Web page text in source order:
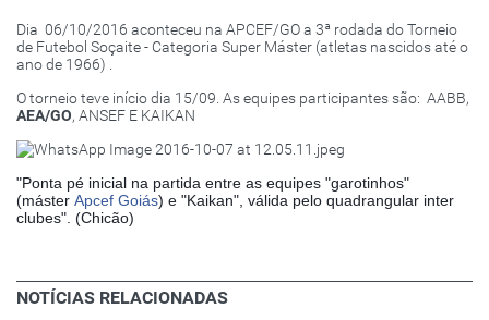
Dia 06/10/2016 aconteceu na APCEF/GO a 3ª rodada do Torneio
de Futebol Soçaite - Categoria Super Máster (atletas nascidos até o
ano de 1966) .
O torneio teve início dia 15/09. As equipes participantes são: AABB,
AEA/GO, ANSEF E KAIKAN
"Ponta pé inicial na partida entre as equipes "garotinhos"
(máster Apcef Goiás) e "Kaikan", válida pelo quadrangular inter
clubes". (Chicão)
NOTÍCIAS RELACIONADAS